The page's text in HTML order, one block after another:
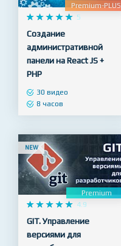
Premium-PLUS
    
     5
Создание
административной
панели на React JS +
PHP
30 видео
8 часов
NEW
Premium
    
     4.9
GIT. Управление
версиями для